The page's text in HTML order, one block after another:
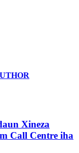
Xineza
Call Centre iha